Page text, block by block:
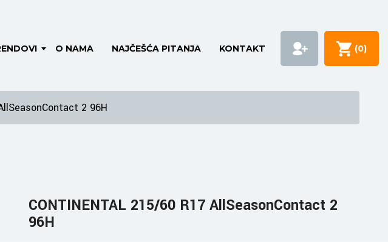
O NAMA NAJČEŠĆA PITANJA KONTAKT (0)
2 96H
CONTINENTAL 215/60 R17 AllSeasonContact 2
96H